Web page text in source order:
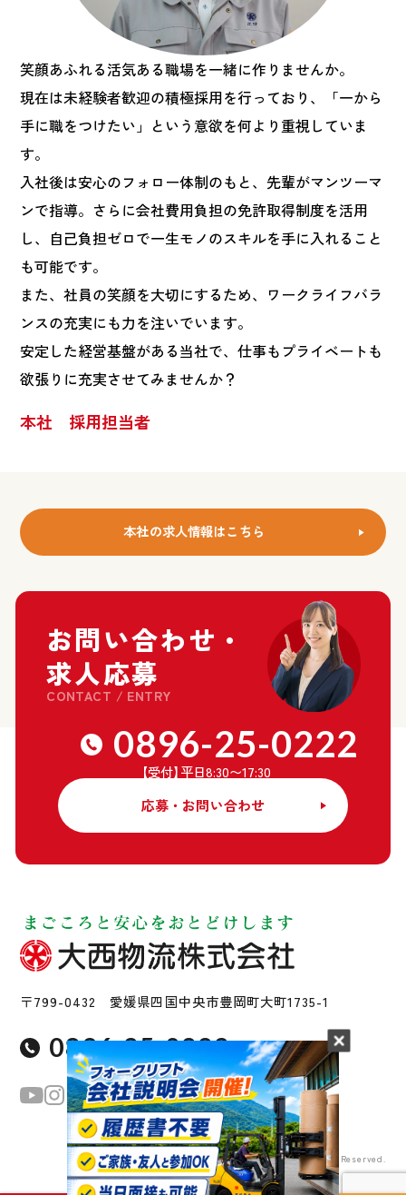
笑顔あふれる活気ある職場を一緒に作りませんか。
現在は未経験者歓迎の積極採用を行っており、「一から
手に職をつけたい」という意欲を何より重視していま
す。
入社後は安心のフォロー体制のもと、先輩がマンツーマ
ンで指導。さらに会社費用負担の免許取得制度を活用
し、自己負担ゼロで一生モノのスキルを手に入れること
も可能です。
また、社員の笑顔を大切にするため、ワークライフバラ
ンスの充実にも力を注いでいます。
安定した経営基盤がある当社で、仕事もプライベートも
欲張りに充実させてみませんか？
本社 採用担当者
本社の求人情報はこちら
お問い合わせ・
求人応募
CONTACT / ENTRY
0896-25-0222
【受付】平日8:30〜17:30
応募・お問い合わせ
〒799-0432 愛媛県四国中央市豊岡町大町1735-1
0896-25-0222
Copyright © Ohnishi Butsuryu Co., Ltd All Rights Reserved.